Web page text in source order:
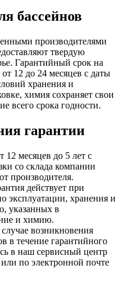
бассейнов
производителями
твердую
Гарантийный срок на
12 до 24 месяцев с даты
хранения и
химия сохраняет свои
всего срока годности.
гарантии
12 месяцев до 5 лет с
со склада компании
производителя.
действует при
эксплуатации, хранения и
указанных в
и химию.
возникновения
в течение гарантийного
в наш сервисный центр
по электронной почте